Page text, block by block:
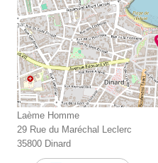
Laème Homme
29 Rue du Maréchal Leclerc
35800 Dinard